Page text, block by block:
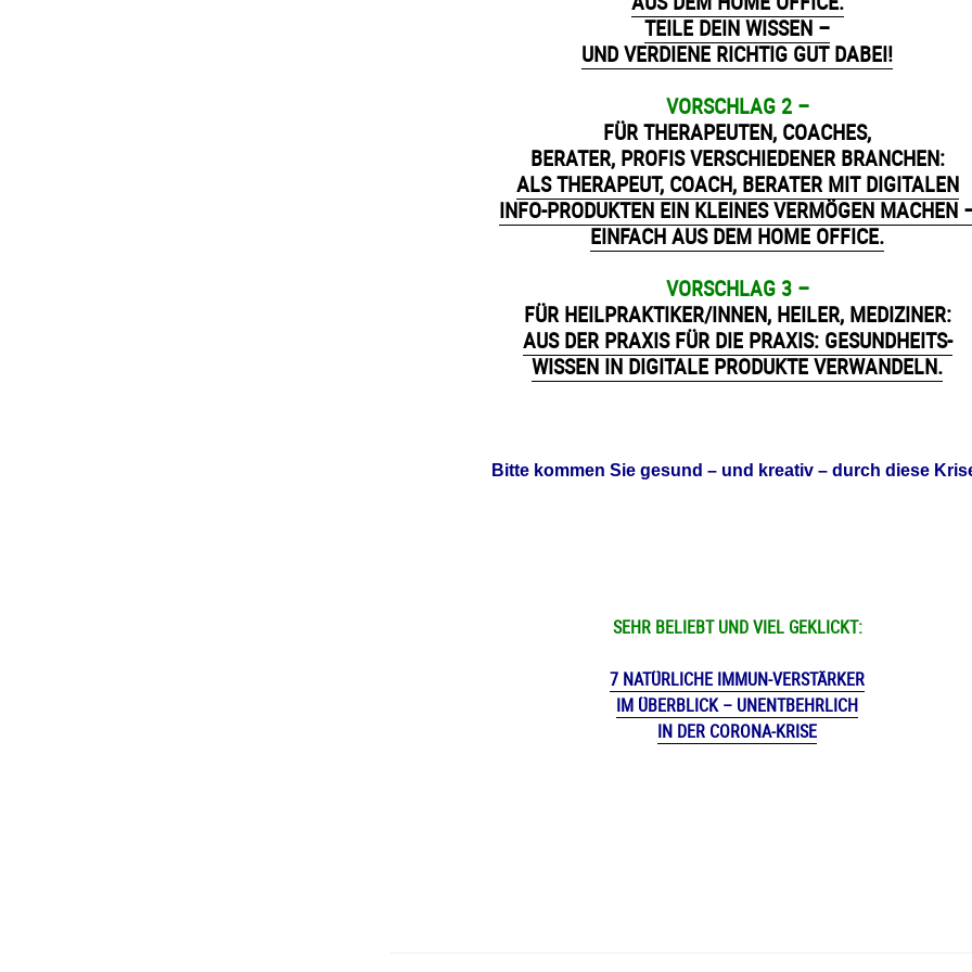
TEILE DEIN WISSEN –
UND VERDIENE RICHTIG GUT DABEI!
VORSCHLAG 2 –
FÜR THERAPEUTEN, COACHES,
BERATER, PROFIS VERSCHIEDENER BRANCHEN:
ALS THERAPEUT, COACH, BERATER MIT DIGITALEN
INFO-PRODUKTEN EIN KLEINES VERMÖGEN MACHEN
EINFACH AUS DEM HOME OFFICE.
VORSCHLAG 3 –
FÜR HEILPRAKTIKER/INNEN, HEILER, MEDIZINER:
AUS DER PRAXIS FÜR DIE PRAXIS: GESUNDHEITS-
WISSEN IN DIGITALE PRODUKTE VERWANDELN.
Bitte kommen Sie gesund – und kreativ – durch diese
SEHR BELIEBT UND VIEL GEKLICKT:
7 NATÜRLICHE IMMUN-VERSTÄRKER
IM ÜBERBLICK – UNENTBEHRLICH
IN DER CORONA-KRISE